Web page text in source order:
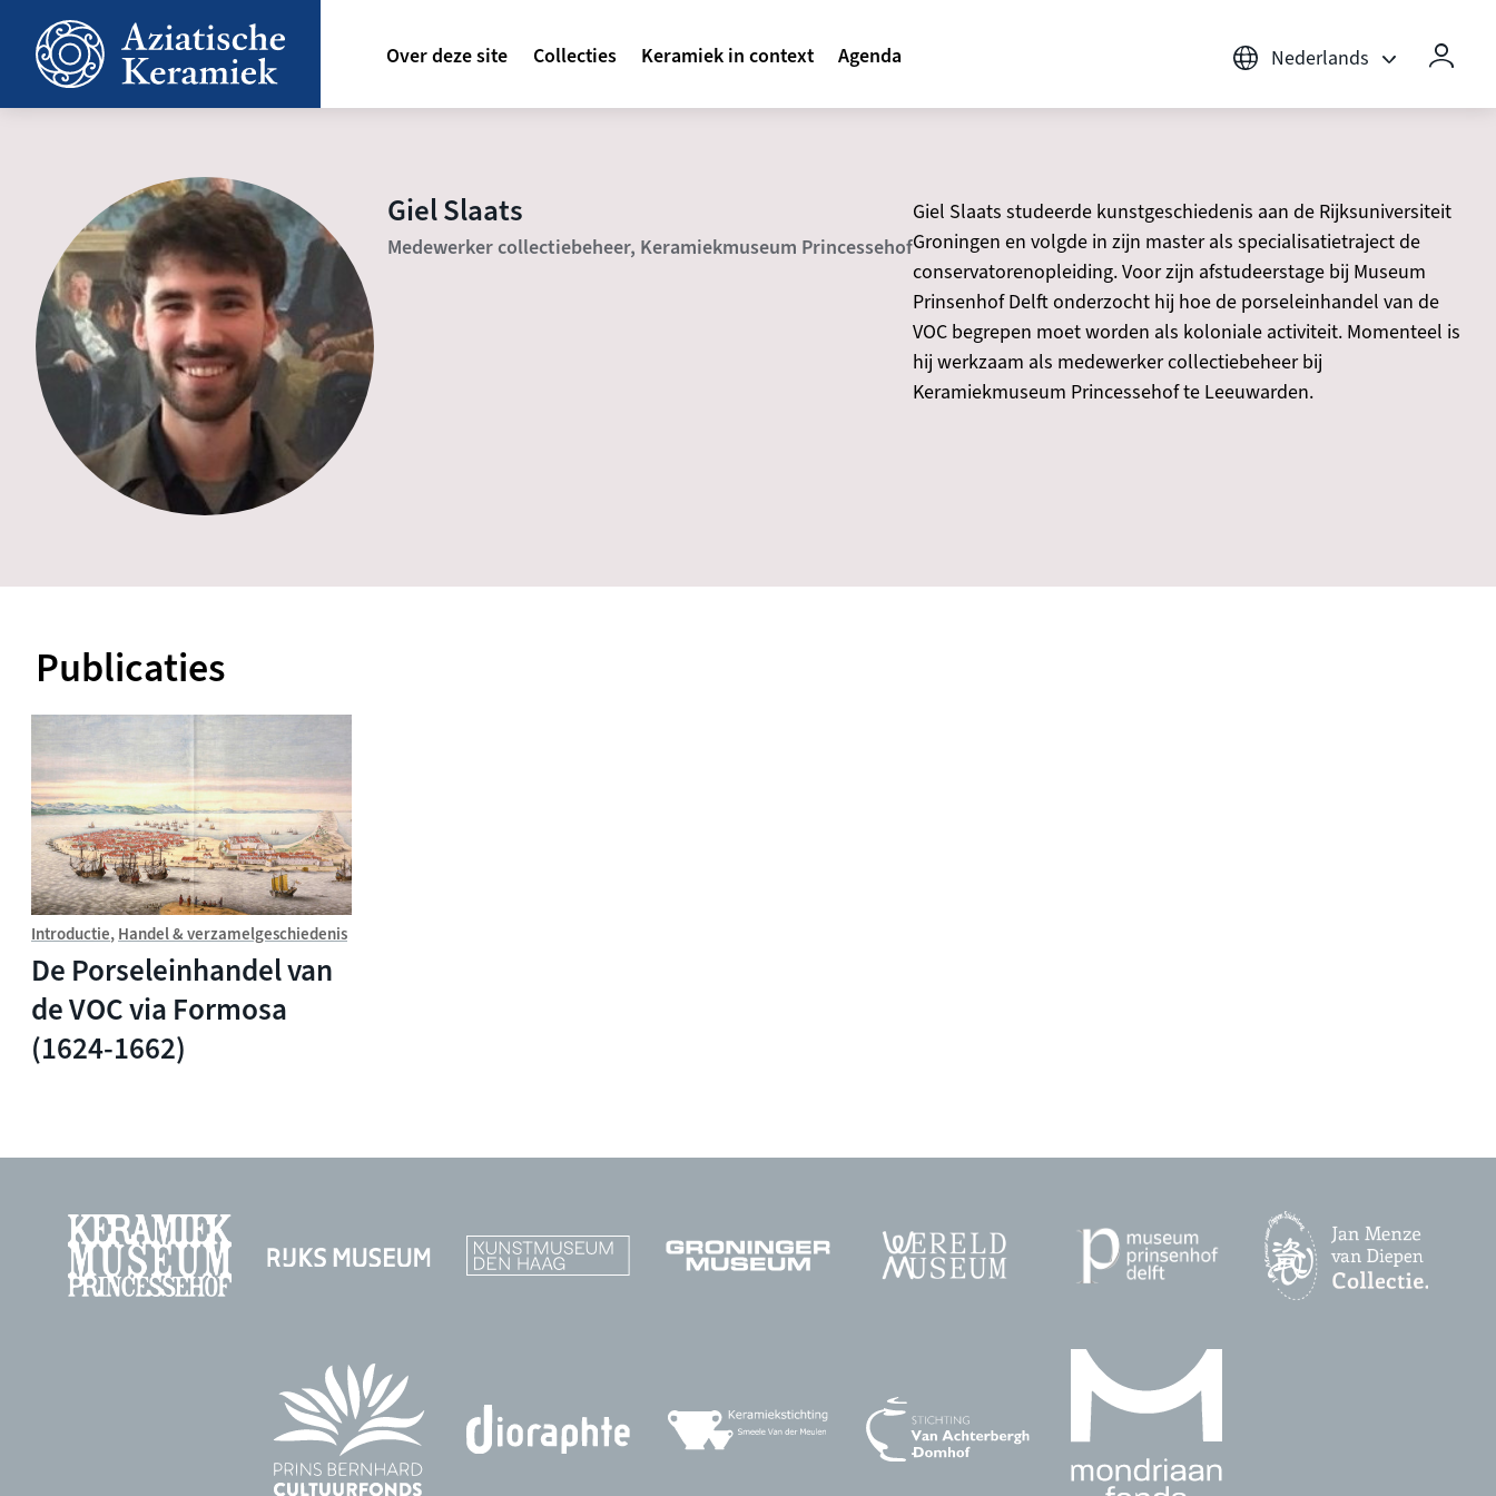
Overslaan
naar
Hoofdnavigatie
Over deze site Collecties Keramiek in context Agenda Nederlands
Giel Slaats
Medewerker collectiebeheer, Keramiekmuseum Princessehof
Giel Slaats studeerde kunstgeschiedenis aan de Rijksuniversiteit
Groningen en volgde in zijn master als specialisatietraject de
conservatorenopleiding. Voor zijn afstudeerstage bij Museum
Prinsenhof Delft onderzocht hij hoe de porseleinhandel van de
VOC begrepen moet worden als koloniale activiteit. Momenteel is
hij werkzaam als medewerker collectiebeheer bij
Keramiekmuseum Princessehof te Leeuwarden.
Publicaties
Introductie Handel & verzamelgeschiedenis
De Porseleinhandel van
de VOC via Formosa
(1624-1662)